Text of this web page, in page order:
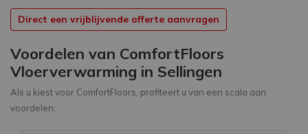
Direct een vrijblijvende offerte aanvragen
Voordelen van ComfortFloors
Vloerverwarming in Sellingen
Als u kiest voor ComfortFloors, profiteert u van een scala aan
voordelen: